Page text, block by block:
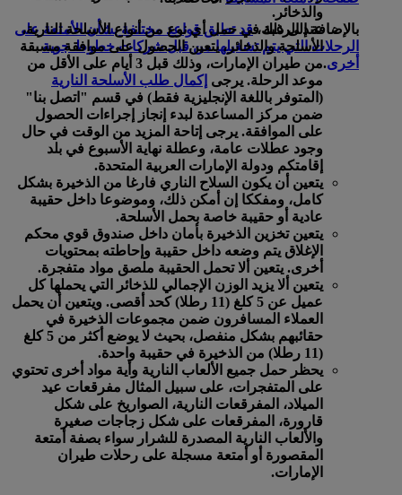
بالإضافة إلى ذلك،قد تطبق قواعد مختلفة بشأن الأمتعة على
الرحلات التي يتم تشغيلها من قبل شركات خطوط جوية
أخرى.
والذخائر.
عند الرغبة في حمل أي نوع من أنواع الأسلحة النارية،
الأسلحة والذخائر، يتعين الحصول على موافقة مسبقة
من طيران الإمارات، وذلك قبل 3 أيام على الأقل من
موعد الرحلة. يرجى إكمال طلب الأسلحة النارية
(المتوفر باللغة الإنجليزية فقط) في قسم "اتصل بنا"
ضمن مركز المساعدة لبدء إنجاز إجراءات الحصول
على الموافقة. يرجى إتاحة المزيد من الوقت في حال
وجود عطلات عامة، وعطلة نهاية الأسبوع في بلد
إقامتكم ودولة الإمارات العربية المتحدة.
يتعين أن يكون السلاح الناري فارغا من الذخيرة بشكل
كامل، ومفككا إن أمكن ذلك، وموضوعا داخل حقيبة
عادية أو حقيبة خاصة بحمل الأسلحة.
يتعين تخزين الذخيرة بأمان داخل صندوق قوي محكم
الإغلاق يتم وضعه داخل حقيبة وإحاطته بمحتويات
أخرى. يتعين ألا تحمل الحقيبة ملصق مواد متفجرة.
يتعين ألا يزيد الوزن الإجمالي للذخائر التي يحملها كل
عميل عن 5 كلغ (11 رطلا) كحد أقصى. ويتعين أن يحمل
العملاء المسافرون ضمن مجموعات الذخيرة في
حقائبهم بشكل منفصل، بحيث لا يوضع أكثر من 5 كلغ
(11 رطلا) من الذخيرة في حقيبة واحدة.
يحظر حمل جميع الألعاب النارية وأية مواد أخرى تحتوي
على المتفجرات، على سبيل المثال مفرقعات عيد
الميلاد، المفرقعات النارية، الصواريخ على شكل
قارورة، المفرقعات على شكل زجاجات صغيرة
والألعاب النارية المصدرة للشرار سواء بصفة أمتعة
المقصورة أو أمتعة مسجلة على رحلات طيران
الإمارات.